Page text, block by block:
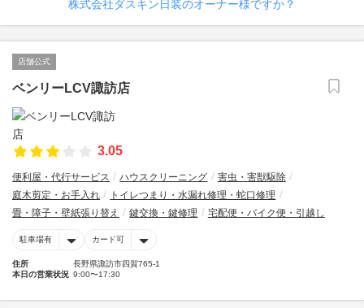
株式会社ダスキン日装のオーナー様ですか？
店舗公式
ベンリーLCV諏訪店
3.05
便利屋・代行サービス ハウスクリーニング
害虫・害獣駆除
庭木剪定・お手入れ
トイレつまり・水漏れ修理・蛇口修理
畳・障子・壁紙張り替え
鍵交換・鍵修理 宅配便・バイク便・引越し
駐車場有 カード可
住所
長野県諏訪市四賀765-1
本日の営業状況 9:00〜17:30